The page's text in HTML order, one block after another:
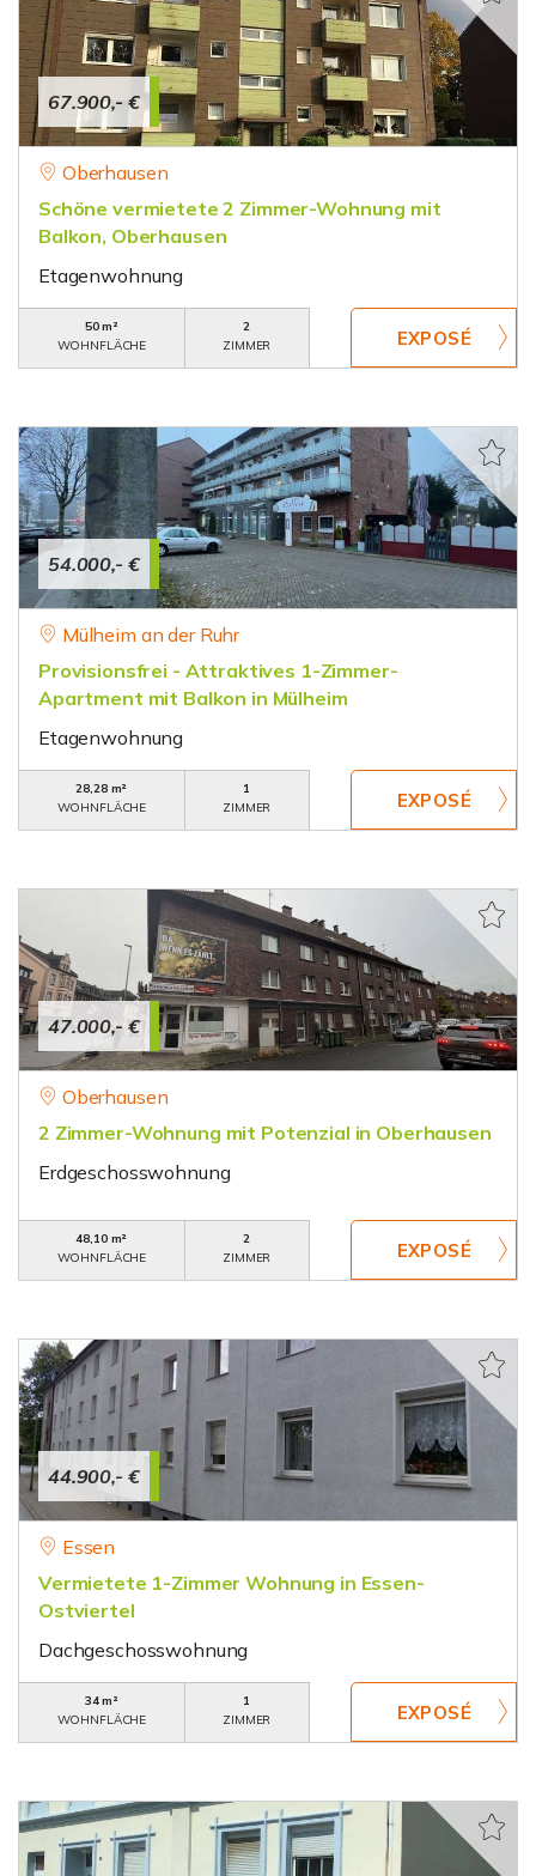
67.900,- €
Oberhausen
Schöne vermietete 2 Zimmer-Wohnung mit
Balkon, Oberhausen
Etagenwohnung
50 m²
WOHNFLÄCHE
2
ZIMMER
54.000,- €
Mülheim an der Ruhr
Provisionsfrei - Attraktives 1-Zimmer-
Apartment mit Balkon in Mülheim
Etagenwohnung
28,28 m²
WOHNFLÄCHE
1
ZIMMER
47.000,- €
Oberhausen
2 Zimmer-Wohnung mit Potenzial in Oberhausen
Erdgeschosswohnung
48,10 m²
WOHNFLÄCHE
2
ZIMMER
44.900,- €
Essen
Vermietete 1-Zimmer Wohnung in Essen-
Ostviertel
Dachgeschosswohnung
34 m²
WOHNFLÄCHE
1
ZIMMER